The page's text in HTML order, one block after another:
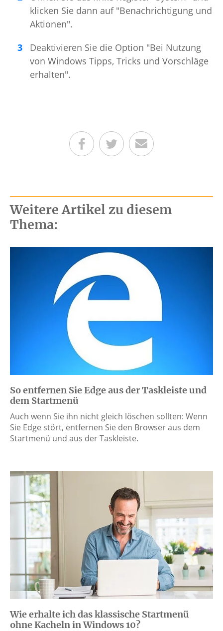
klicken Sie dann auf "Benachrichtigung und
Aktionen".
Deaktivieren Sie die Option "Bei Nutzung
von Windows Tipps, Tricks und Vorschläge
erhalten".
Teilen auf Facebook
Teilen auf Twitter
Per E-Mail senden
Weitere Artikel zu diesem
Thema:
So entfernen Sie Edge aus der Taskleiste und
dem Startmenü
Auch wenn Sie ihn nicht gleich löschen sollten: Wenn
Sie Edge stört, entfernen Sie den Browser aus dem
Startmenü und aus der Taskleiste.
Wie erhalte ich das klassische Startmenü
ohne Kacheln in Windows 10?